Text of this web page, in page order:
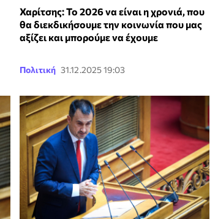
Χαρίτσης: Το 2026 να είναι η χρονιά, που
θα διεκδικήσουμε την κοινωνία που μας
αξίζει και μπορούμε να έχουμε
Πολιτική 31.12.2025 19:03